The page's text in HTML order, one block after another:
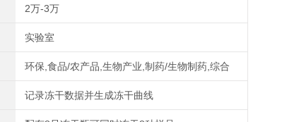
2万-3万
实验室
环保,食品/农产品,生物产业,制药/生物制药,综合
记录冻干数据并生成冻干曲线